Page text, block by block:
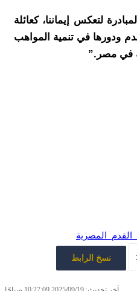
لتعكس إيماننا، كعائلة
ودورها في تنمية المواهب
في مصر.”
نسخ الرابط